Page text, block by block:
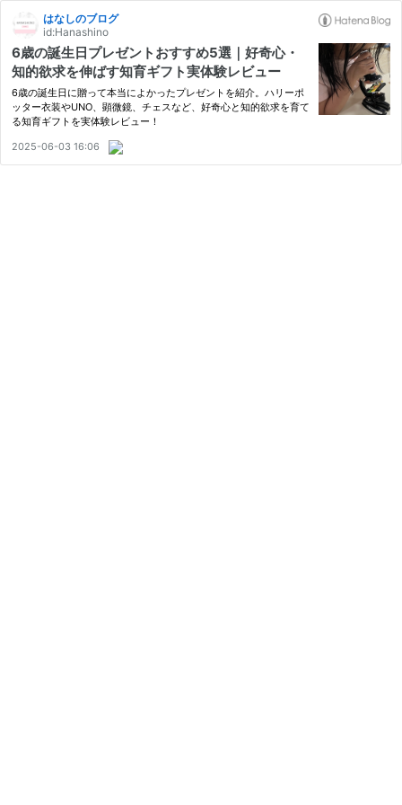
はなしのブログ
id:Hanashino
6歳の誕生日プレゼントおすすめ5選｜好奇心・
知的欲求を伸ばす知育ギフト実体験レビュー
6歳の誕生日に贈って本当によかったプレゼントを紹介。ハリーポ
ッター衣装やUNO、顕微鏡、チェスなど、好奇心と知的欲求を育て
る知育ギフトを実体験レビュー！
2025-06-03 16:06